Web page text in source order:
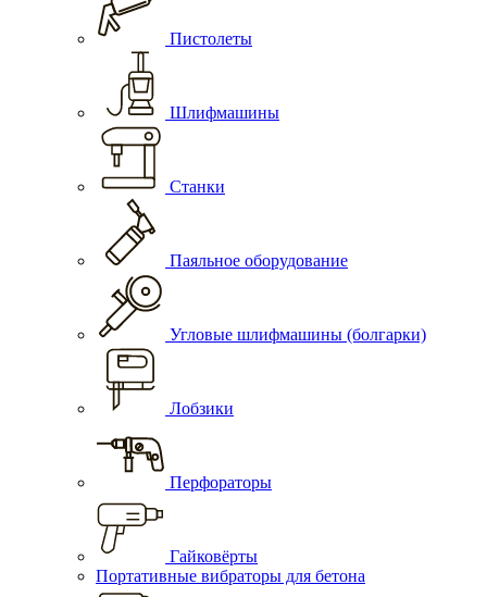
Пистолеты
Шлифмашины
Станки
Паяльное оборудование
Угловые шлифмашины (болгарки)
Лобзики
Перфораторы
Гайковёрты
Портативные вибраторы для бетона